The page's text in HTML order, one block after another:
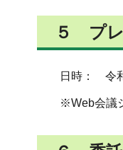
５ プ
日時： 令和
※Web会議シ